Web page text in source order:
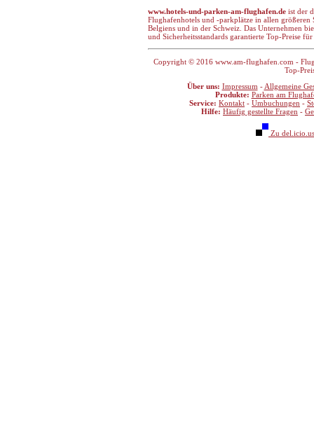
www.hotels-und-parken-am-flughafen.de ist der
Flughafenhotels und -parkplätze in allen größeren
Belgiens und in der Schweiz. Das Unternehmen
und Sicherheitsstandards garantierte Top-Preise
Copyright © 2016 www.am-flughafen.com -
Top-
Über uns: Impressum - Allgemeine
Produkte: Parken am
Service: Kontakt - Umbuchungen -
Hilfe: Häufig gestellte Fragen -
Zu